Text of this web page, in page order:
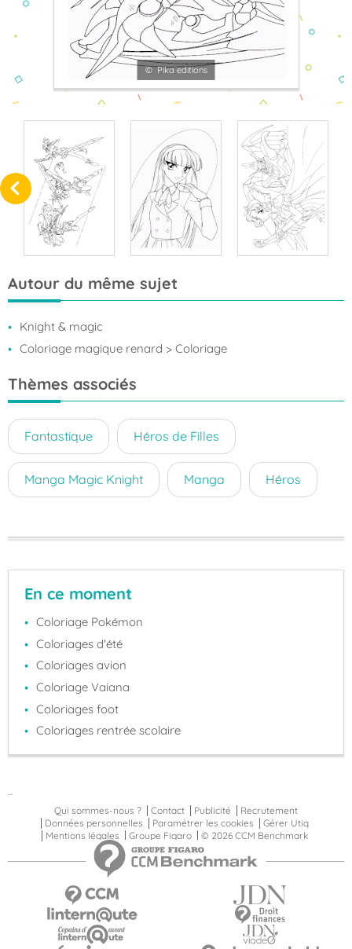
© Pika editions
Autour du même sujet
Knight & magic
Coloriage magique renard > Coloriage
Thèmes associés
Fantastique Héros de Filles
Manga Magic Knight Manga Héros
En ce moment
Coloriage Pokémon
Coloriages d'été
Coloriages avion
Coloriage Vaiana
Coloriages foot
Coloriages rentrée scolaire
Qui sommes-nous ?
Contact Publicité
Recrutement
Données personnelles
Paramétrer les cookies
Gérer Utiq
Mentions légales
Groupe Figaro © 2026 CCM Benchmark